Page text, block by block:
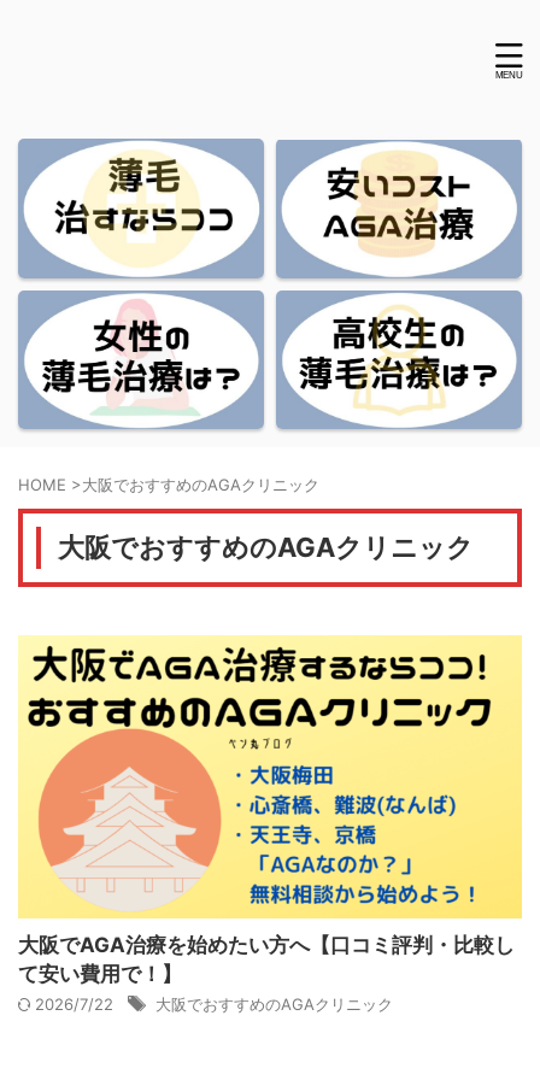
HOME >大阪でおすすめのAGAクリニック
大阪でおすすめのAGAクリニック
大阪でAGA治療を始めたい方へ【口コミ評判・比較し
て安い費用で！】
2026/7/22 大阪でおすすめのAGAクリニック